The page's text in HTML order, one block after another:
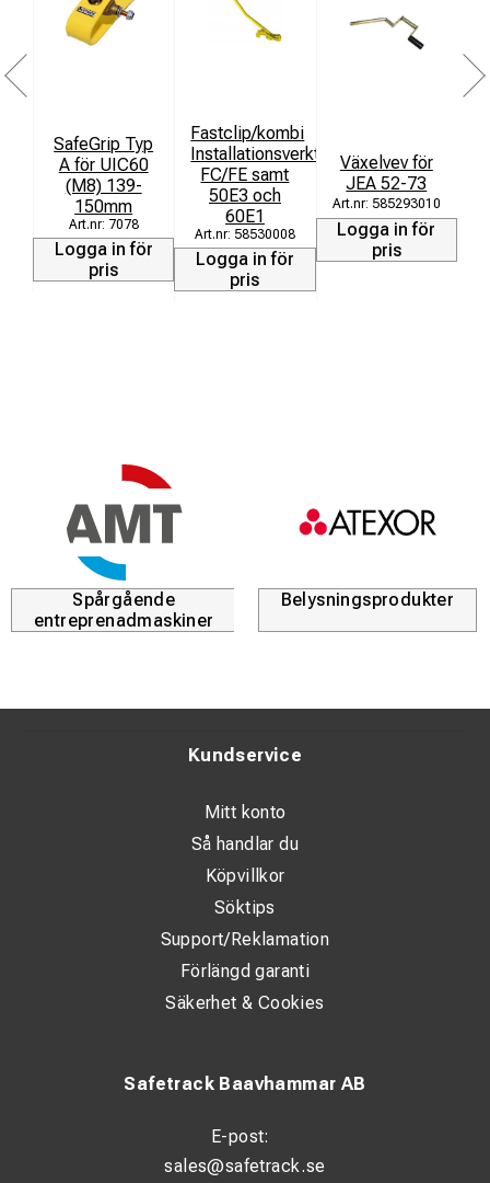
SafeGrip Typ
A för UIC60
(M8) 139-
150mm
7078
Logga in för
pris
Fastclip/kombi
Installationsverktyg
FC/FE samt
50E3 och
60E1
58530008
Logga in för
pris
Växelvev för
JEA 52-73
585293010
Logga in för
pris
Spårgående
entreprenadmaskiner
Belysningsprodukter
Safetrack Baavhammar AB
E-post:
sales@safetrack.se
Kundservice
Mitt konto
Så handlar du
Köpvillkor
Söktips
Support/Reklamation
Förlängd garanti
Säkerhet & Cookies